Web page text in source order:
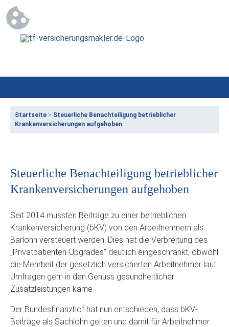
Startseite > Steuerliche Benachteiligung betrieblicher
Krankenversicherungen aufgehoben
Steuerliche Benachteiligung betrieblicher
Krankenversicherungen aufgehoben
Seit 2014 mussten Beiträge zu einer betrieblichen
Krankenversicherung (bKV) von den Arbeitnehmern als
Barlohn versteuert werden. Dies hat die Verbreitung des
„Privatpatienten-Upgrades“ deutlich eingeschränkt, obwohl
die Mehrheit der gesetzlich versicherten Arbeitnehmer laut
Umfragen gern in den Genuss gesundheitlicher
Zusatzleistungen käme.
Der Bundesfinanzhof hat nun entschieden, dass bKV-
Beiträge als Sachlohn gelten und damit für Arbeitnehmer